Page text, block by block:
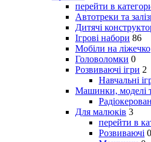
перейти в
Автотреки та
Дитячі
Ігрові набори 86
Мобіли на ліжечко
Головоломки 0
Розвиваючі ігри 2
Навчальні
Машинки, моделі
Для малюків 3
перейти в
Розвиваючі 0